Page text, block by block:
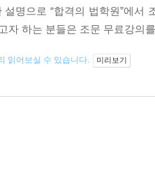
설명으로 “합격의 법학원”에
자 하는 분들은 조문 무료강의
읽어보실 수 있습니다. 미리보기